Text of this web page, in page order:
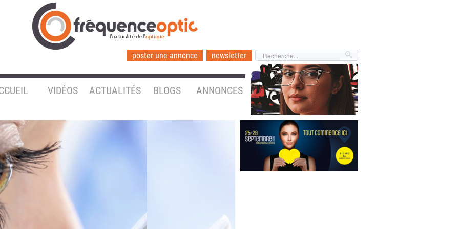
l'actualité de l'optique
poster une annonce newsletter
VIDÉOS ACTUALITÉS BLOGS ANNONCES